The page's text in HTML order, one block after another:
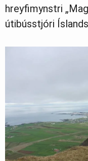
hreyfimynstri
útibússtjóri